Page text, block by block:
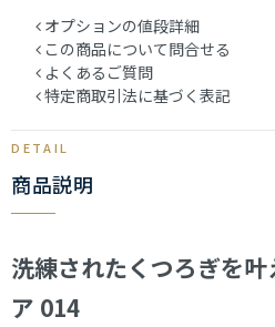
オプションの値段詳細
この商品について問合せる
よくあるご質問
特定商取引法に基づく表記
商品説明
洗練されたくつろぎを
ア 014